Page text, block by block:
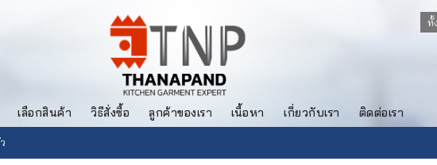
เลือกสินค้า วิธีสั่งซื้อ ลูกค้าของเรา เนื้อหา เกี่ยวกับเรา ติดต่อเรา